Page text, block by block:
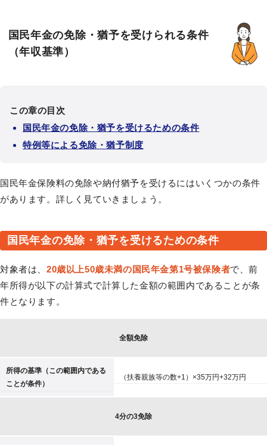
国民年金の免除・猶予を受けられる条件
（年収基準）
この章の目次
国民年金の免除・猶予を受けるための条件
特例等による免除・猶予制度
国民年金保険料の免除や納付猶予を受けるにはいくつかの条件
があります。詳しく見ていきましょう。
国民年金の免除・猶予を受けるための条件
対象者は、 20歳以上50歳未満の国民年金第1号被保険者で、前
年所得が以下の計算式で計算した金額の範囲内であることが条
件となります。
全額免除
所得の基準（この範囲内である
ことが条件）
（扶養親族等の数+1）×35万円+32万円
4分の3免除